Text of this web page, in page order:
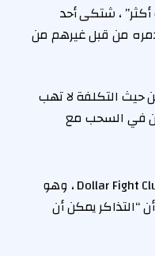
، شتكى أحد
من قبل غيرهم من
حيث التكلفة لا تهب
في السحب مع
أكدت جيسي نيوجارتن ، مؤسس Dollar Fight Club ، وهو
“التذاكر يمكن أن